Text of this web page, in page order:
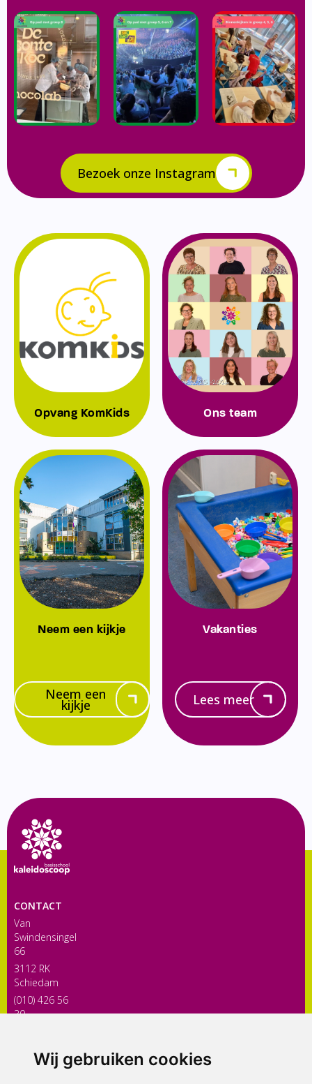
Wij gebruiken cookies
Bezoek onze Instagram
Opvang KomKids Ons team
Neem een kijkje
Neem een
kijkje
Vakanties
Lees meer
CONTACT
Van
Swindensingel
66
3112 RK
Schiedam
(010) 426 56
30
ONDERDEEL VAN